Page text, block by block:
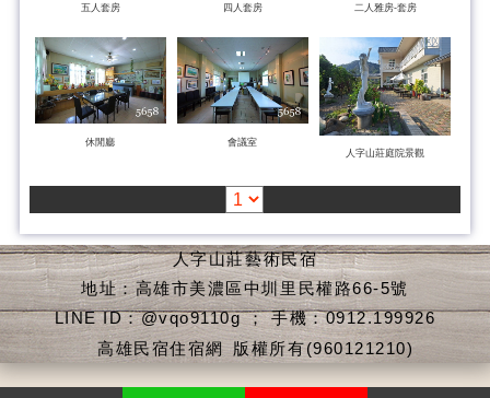
五人套房 四人套房 二人雅房-套房
休閒廳
會議室
人字山莊庭院景觀
人字山莊藝術民宿
地址：高雄市美濃區中圳里民權路66-5號
LINE ID：@vqo9110g ； 手機：0912.199926
高雄民宿住宿網 版權所有(960121210)